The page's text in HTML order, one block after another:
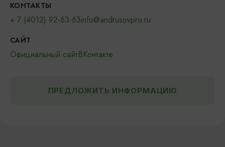
КОНТАКТЫ
+ 7 (4012) 92-63-63info@andrusovpro.ru
САЙТ
Официальный сайтВКонтакте
ПРЕДЛОЖИТЬ ИНФОРМАЦИЮ